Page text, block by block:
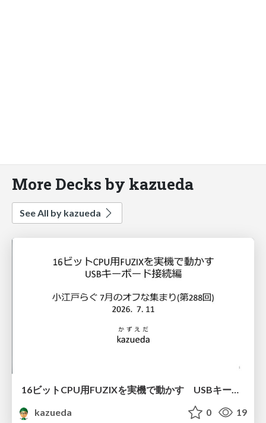
More Decks by kazueda
See All by kazueda
16ビットCPU用FUZIXを実機で動かす USBキーボード接続編
kazueda
0 19